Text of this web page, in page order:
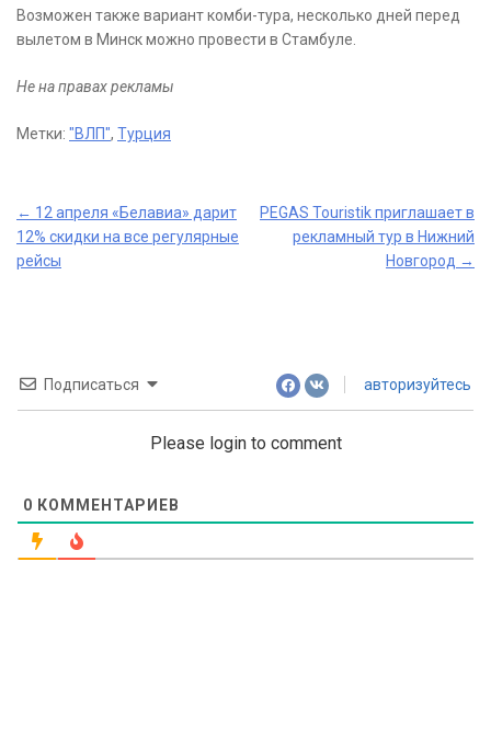
Возможен также вариант комби-тура, несколько дней перед
вылетом в Минск можно провести в Стамбуле.
Не на правах рекламы
Метки: "ВЛП", Турция
Post
navigation
← 12 апреля «Белавиа» дарит
12% скидки на все регулярные
рейсы
PEGAS Touristik приглашает в
рекламный тур в Нижний
Новгород →
Подписаться авторизуйтесь
Please login to comment
0 КОММЕНТАРИЕВ